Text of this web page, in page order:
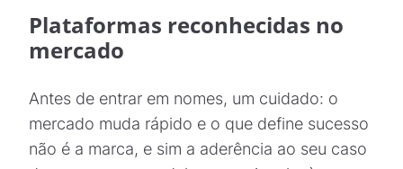
Plataformas reconhecidas no
mercado
Antes de entrar em nomes, um cuidado: o
mercado muda rápido e o que define sucesso
não é a marca, e sim a aderência ao seu caso